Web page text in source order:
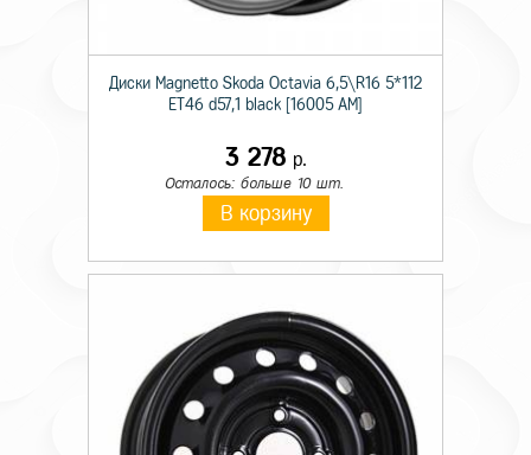
Диски Magnetto Skoda Octavia 6,5\R16 5*112
ET46 d57,1 black [16005 AM]
3 278 р.
Осталось: больше 10 шт.
В корзину